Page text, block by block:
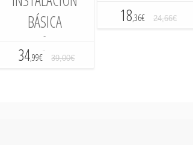
BÁSICA
-
-
34,99€ 39,00€
18,36€ 24,66€